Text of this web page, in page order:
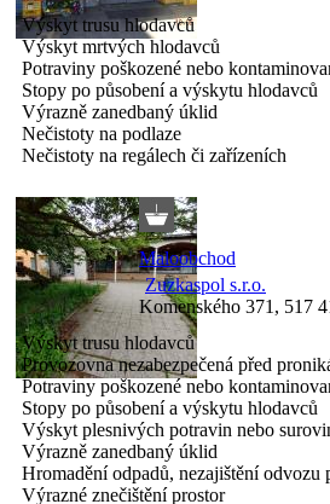
Výskyt trusu hlodavců
Výskyt mrtvých hlodavců
Potraviny poškozené nebo
Stopy po působení a výskytu hlodavců
Výrazně zanedbaný úklid
Nečistoty na podlaze
Nečistoty na regálech či zařízeních
Maloobchod
Zuzkaspol s.r.o.
Komenského 371, 517
Výskyt trusu hlodavců
Provozovna nezabezpečená před
Potraviny poškozené nebo
Stopy po působení a výskytu hlodavců
Výskyt plesnivých potravin nebo
Výrazně zanedbaný úklid
Hromadění odpadů, nezajištění odvozu
Výrazné znečištění prostor